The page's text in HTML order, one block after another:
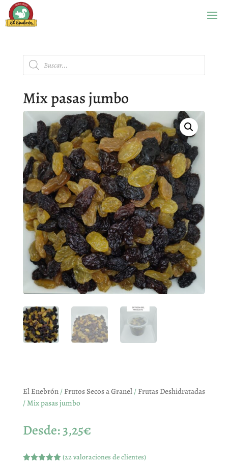
Búsqueda
de
productos
Mix pasas jumbo
El Enebrón/ Frutos Secos a Granel/ Frutas Deshidratadas
/ Mix pasas jumbo
Desde:3,25€
(22valoraciones de clientes)